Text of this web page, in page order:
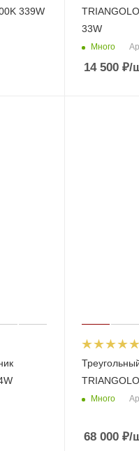
339W
33W
Много
14 500₽/
Много
68 000₽/